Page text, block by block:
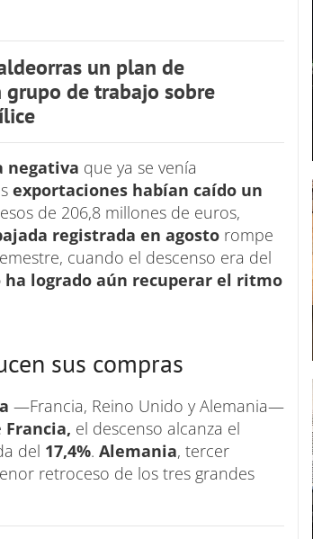
un plan de
grupo de trabajo sobre
negativa que ya se venía
exportaciones habían caído un
de 206,8 millones de euros,
registrada en agosto rompe
cuando el descenso era del
logrado aún recuperar el ritmo
sus compras
—Francia, Reino Unido y Alemania—
Francia, el descenso alcanza el
del 17,4%. Alemania, tercer
retroceso de los tres grandes